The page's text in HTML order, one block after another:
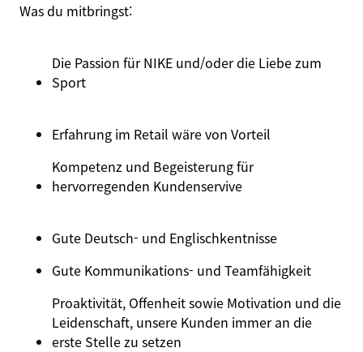
Was du mitbringst:
Die Passion für NIKE und/oder die Liebe zum
Sport
Erfahrung im Retail wäre von Vorteil
Kompetenz und Begeisterung für
hervorregenden Kundenservive
Gute Deutsch- und Englischkentnisse
Gute Kommunikations- und Teamfähigkeit
Proaktivität, Offenheit sowie Motivation und die
Leidenschaft, unsere Kunden immer an die
erste Stelle zu setzen